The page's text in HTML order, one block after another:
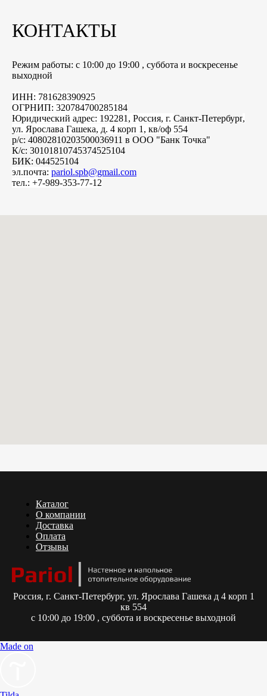
КОНТАКТЫ
Режим работы: с 10:00 до 19:00 , суббота и воскресенье
выходной
ИНН: 781628390925
ОГРНИП: 320784700285184
Юридический адрес: 192281, Россия, г. Санкт-Петербург,
ул. Ярослава Гашека, д. 4 корп 1, кв/оф 554
р/с: 40802810203500036911 в ООО "Банк Точка"
К/с: 30101810745374525104
БИК: 044525104
эл.почта: pariol.spb@gmail.com
тел.: +7-989-353-77-12
Каталог
О компании
Доставка
Оплата
Отзывы
Россия, г. Санкт-Петербург, ул. Ярослава Гашека д 4 корп 1
кв 554
с 10:00 до 19:00 , суббота и воскресенье выходной
Made on